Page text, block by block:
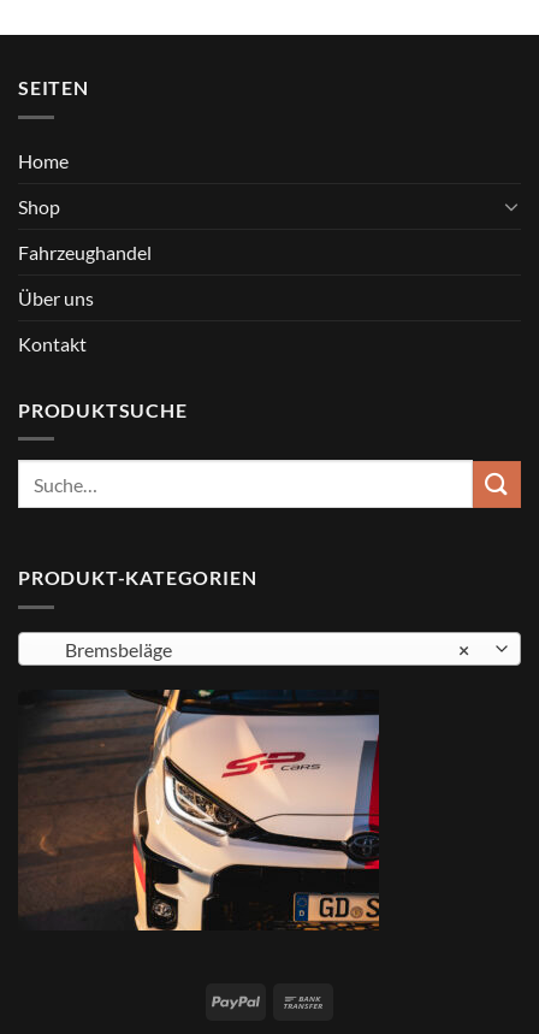
SEITEN
Home
Shop
Fahrzeughandel
Über uns
Kontakt
PRODUKTSUCHE
PRODUKT-KATEGORIEN
×
Bremsbeläge